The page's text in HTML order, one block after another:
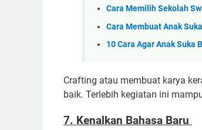
Cara Memilih Sekolah
Cara Membuat Anak
10 Cara Agar Anak Suka
Crafting atau membuat karya
baik. Terlebih kegiatan ini
7. Kenalkan Bahasa Baru